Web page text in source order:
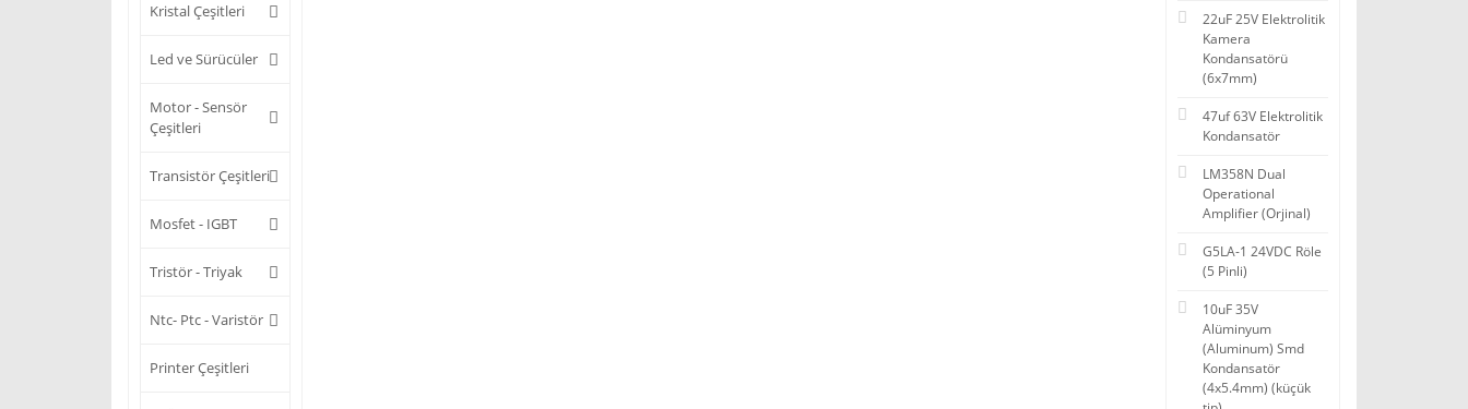
Kristal Çeşitleri
Led ve Sürücüler
Motor - Sensör
Çeşitleri
Transistör Çeşitleri
Mosfet - IGBT
Tristör - Triyak
Ntc- Ptc - Varistör
Printer Çeşitleri
22uF 25V Elektrolitik
Kamera
Kondansatörü
(6x7mm)
47uf 63V Elektrolitik
Kondansatör
LM358N Dual
Operational
Amplifier (Orjinal)
G5LA-1 24VDC Röle
(5 Pinli)
10uF 35V
Alüminyum
(Aluminum) Smd
Kondansatör
(4x5.4mm) (küçük